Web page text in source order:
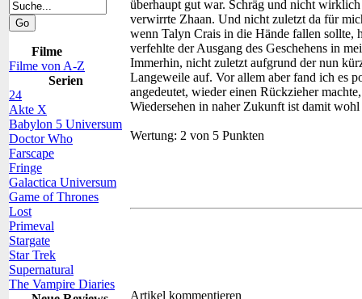
Filme
Filme von A-Z
Serien
24
Akte X
Babylon 5 Universum
Doctor Who
Farscape
Fringe
Galactica Universum
Game of Thrones
Lost
Primeval
Stargate
Star Trek
Supernatural
The Vampire Diaries
überhaupt gut war. Schräg und nicht
verwirrte Zhaan. Und nicht zuletzt da für
wenn Talyn Crais in die Hände fallen sollte,
verfehlte der Ausgang des Geschehens in
Immerhin, nicht zuletzt aufgrund der nun
Langeweile auf. Vor allem aber fand ich es
angedeutet, wieder einen Rückzieher
Wiedersehen in naher Zukunft ist damit
Wertung: 2 von 5 Punkten
Artikel kommentieren